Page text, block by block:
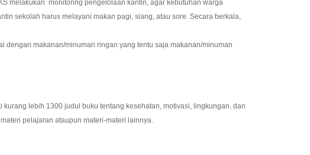
melakukan monitoring pengelolaan kantin, agar kebutuhan warga
sekolah harus melayani makan pagi, siang, atau sore. Secara berkala,
makanan/minuman ringan yang tentu saja makanan/minuman
lebih 1300 judul buku tentang kesehatan, motivasi, lingkungan, dan
pelajaran ataupun materi-materi lainnya.